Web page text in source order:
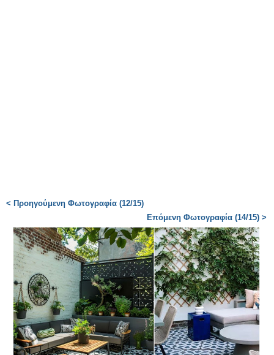
< Προηγούμενη Φωτογραφία (12/15)
Επόμενη Φωτογραφία (14/15) >